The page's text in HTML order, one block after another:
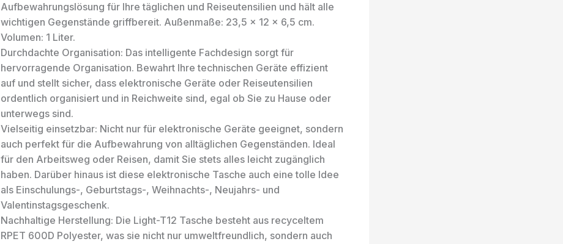
Aufbewahrungslösung für Ihre täglichen und Reiseutensilien und hält alle
wichtigen Gegenstände griffbereit. Außenmaße: 23,5 x 12 x 6,5 cm.
Volumen: 1 Liter.
Durchdachte Organisation: Das intelligente Fachdesign sorgt für
hervorragende Organisation. Bewahrt Ihre technischen Geräte effizient
auf und stellt sicher, dass elektronische Geräte oder Reiseutensilien
ordentlich organisiert und in Reichweite sind, egal ob Sie zu Hause oder
unterwegs sind.
Vielseitig einsetzbar: Nicht nur für elektronische Geräte geeignet, sondern
auch perfekt für die Aufbewahrung von alltäglichen Gegenständen. Ideal
für den Arbeitsweg oder Reisen, damit Sie stets alles leicht zugänglich
haben. Darüber hinaus ist diese elektronische Tasche auch eine tolle Idee
als Einschulungs-, Geburtstags-, Weihnachts-, Neujahrs- und
Valentinstagsgeschenk.
Nachhaltige Herstellung: Die Light-T12 Tasche besteht aus recyceltem
RPET 600D Polyester, was sie nicht nur umweltfreundlich, sondern auch